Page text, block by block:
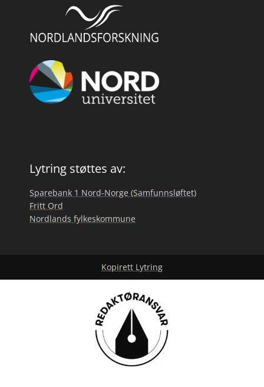
Lytring støttes av:
Sparebank 1 Nord-Norge (Samfunnsløftet)
Fritt Ord
Nordlands fylkeskommune
Kopirett Lytring